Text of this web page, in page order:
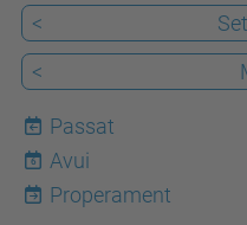
<
<
Passat
6
Avui
Properament